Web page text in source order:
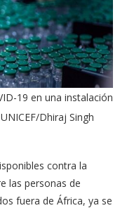
19 en una instalación
Dhiraj Singh
contra la
las personas de
fuera de África, ya se